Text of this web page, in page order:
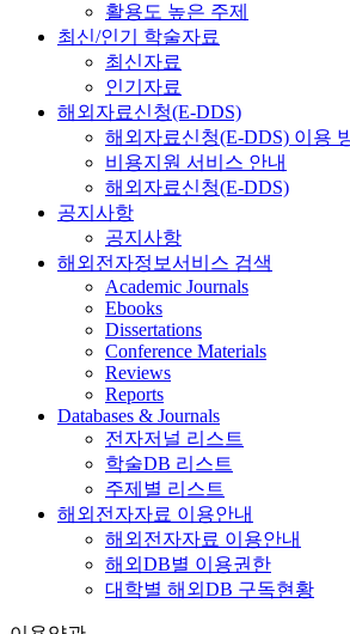
활용도 높은 주제
최신/인기 학술자료
최신자료
인기자료
해외자료신청(E-DDS)
해외자료신청(E-DDS) 이용
비용지원 서비스 안내
해외자료신청(E-DDS)
공지사항
공지사항
해외전자정보서비스 검색
Academic Journals
Ebooks
Dissertations
Conference Materials
Reviews
Reports
Databases & Journals
전자저널 리스트
학술DB 리스트
주제별 리스트
해외전자자료 이용안내
해외전자자료 이용안내
해외DB별 이용권한
대학별 해외DB 구독현황